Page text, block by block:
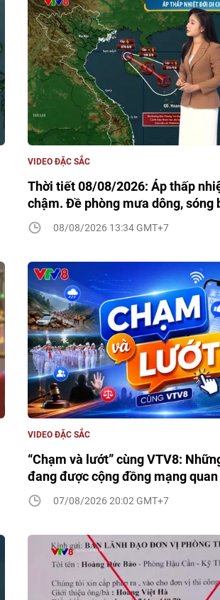
Thời tiết 08/08/2026: Áp thấp
chậm. Đề phòng mưa dông, sóng
VIDEO ĐẶC SẮC
08/08/2026 13:34 GMT+7
“Chạm và lướt” cùng VTV8:
đang được cộng đồng mạng
VIDEO ĐẶC SẮC
07/08/2026 20:02 GMT+7